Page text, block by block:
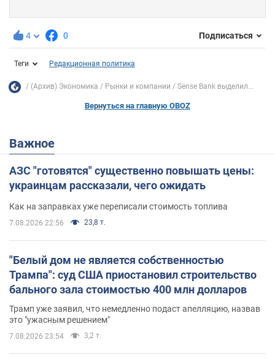
4 0 Подписаться
Теги Редакционная политика
(Архив) Экономика Рынки и компании Sense Bank выделил...
Вернуться на главную OBOZ
Важное
АЗС "готовятся" существенно повышать цены:
украинцам рассказали, чего ожидать
Как на заправках уже переписали стоимость топлива
7.08.2026 22:56 23,8 т.
"Белый дом не является собственностью
Трампа": суд США приостановил строительство
бального зала стоимостью 400 млн долларов
Трамп уже заявил, что немедленно подаст апелляцию, назвав
это "ужасным решением"
7.08.2026 23:54 3,2 т.